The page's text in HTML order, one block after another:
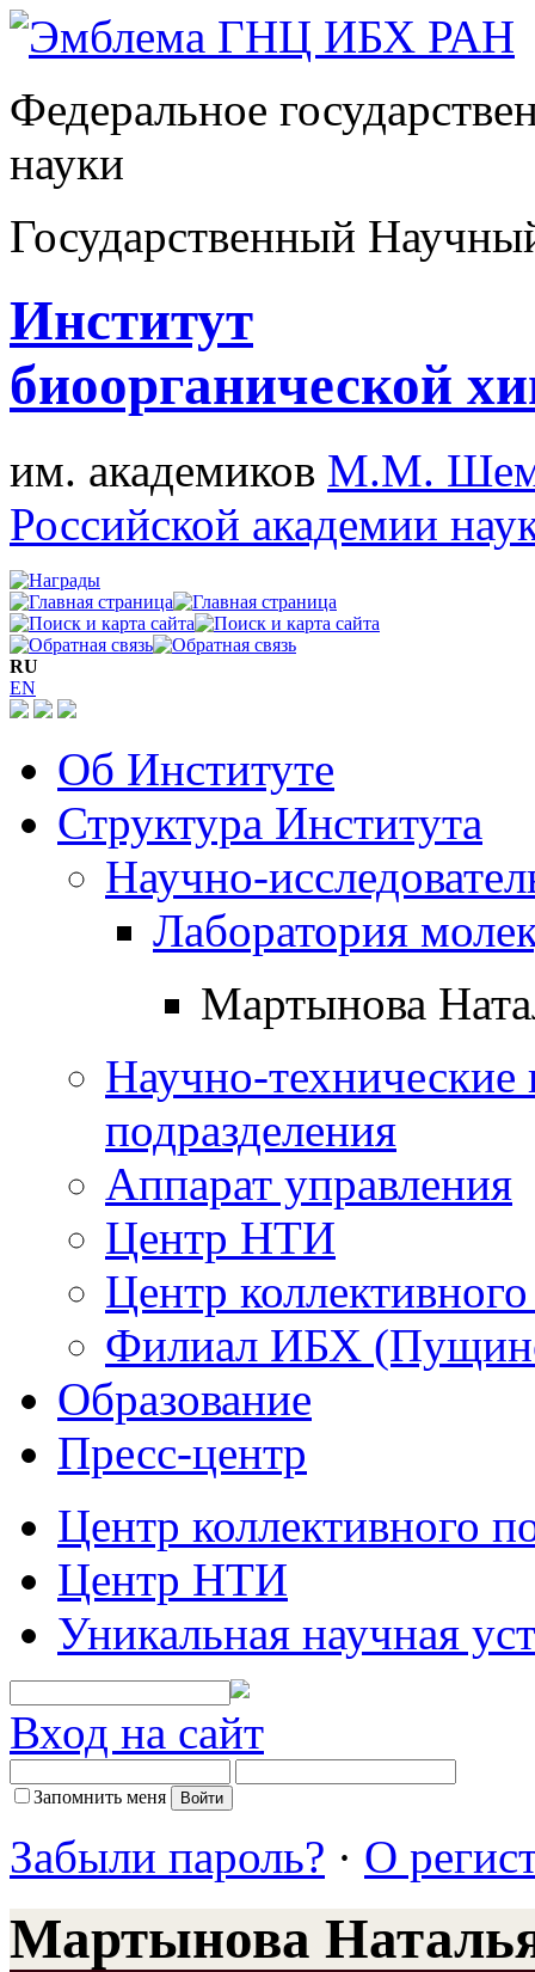
Федеральное
науки
Государственный
Институт
биоорганической
им. академиков М.М.
Российской академии
RU
EN
Об Институте
Структура Института
Научно-
Лаборатория
Мартынова
Научно-технические
подразделения
Аппарат управления
Центр НТИ
Центр
Филиал ИБХ
Образование
Пресс-центр
Центр коллективного
Центр НТИ
Уникальная научная
Вход на сайт
Запомнить меня
Забыли пароль? · О
Мартынова